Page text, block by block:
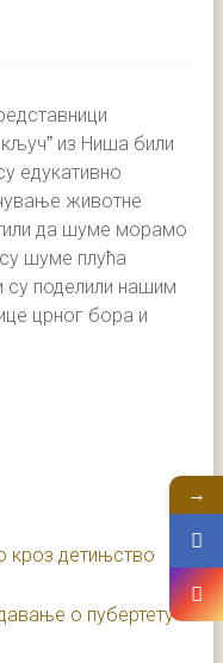
из Ниша били
едукативно
животне
да шуме морамо
су шуме плућа
су поделили нашим
црног бора и
кроз детињство
о пубертету→
→